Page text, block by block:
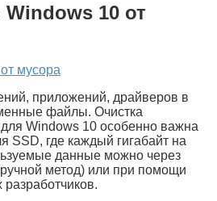
Windows 10 от
приложений, драйверов в
файлы. Очистка
Windows 10 особенно важна
SSD, где каждый гигабайт на
данные можно через
метод) или при помощи